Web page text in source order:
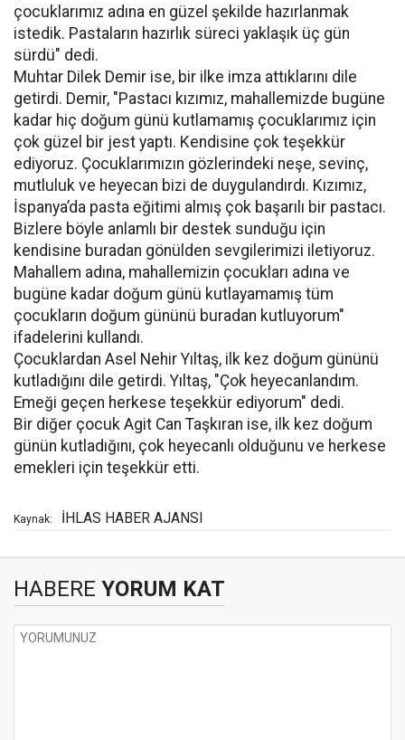
çocuklarımız adına en güzel şekilde hazırlanmak
istedik. Pastaların hazırlık süreci yaklaşık üç gün
sürdü" dedi.
Muhtar Dilek Demir ise, bir ilke imza attıklarını dile
getirdi. Demir, "Pastacı kızımız, mahallemizde bugüne
kadar hiç doğum günü kutlamamış çocuklarımız için
çok güzel bir jest yaptı. Kendisine çok teşekkür
ediyoruz. Çocuklarımızın gözlerindeki neşe, sevinç,
mutluluk ve heyecan bizi de duygulandırdı. Kızımız,
İspanya’da pasta eğitimi almış çok başarılı bir pastacı.
Bizlere böyle anlamlı bir destek sunduğu için
kendisine buradan gönülden sevgilerimizi iletiyoruz.
Mahallem adına, mahallemizin çocukları adına ve
bugüne kadar doğum günü kutlayamamış tüm
çocukların doğum gününü buradan kutluyorum"
ifadelerini kullandı.
Çocuklardan Asel Nehir Yıltaş, ilk kez doğum gününü
kutladığını dile getirdi. Yıltaş, "Çok heyecanlandım.
Emeği geçen herkese teşekkür ediyorum" dedi.
Bir diğer çocuk Agit Can Taşkıran ise, ilk kez doğum
günün kutladığını, çok heyecanlı olduğunu ve herkese
emekleri için teşekkür etti.
Kaynak: İHLAS HABER AJANSI
HABERE YORUM KAT